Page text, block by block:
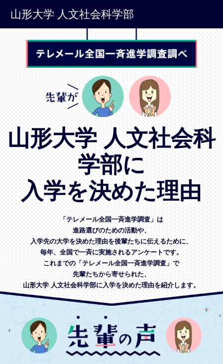
山形大学 人文社会科学部
山形大学 人文社会科
学部に
入学を決めた理由
「テレメール全国一斉進学調査」は
進路選びのための活動や、
入学先の大学を決めた理由を後輩たちに伝えるために、
毎年、全国で一斉に実施されるアンケートです。
これまでの「テレメール全国一斉進学調査」で
先輩たちから寄せられた、
山形大学 人文社会科学部に入学を決めた理由を紹介します。